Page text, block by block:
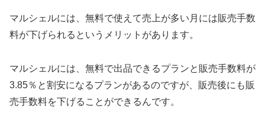
マルシェルには、無料で使えて売上が多い月には販売手数
料が下げられるというメリットがあります。
マルシェルには、無料で出品できるプランと販売手数料が
3.85％と割安になるプランがあるのですが、販売後にも販
売手数料を下げることができるんです。